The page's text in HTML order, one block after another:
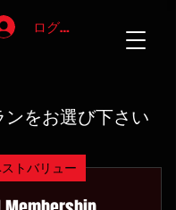
ログイン
をお選び下さい
トバリュー